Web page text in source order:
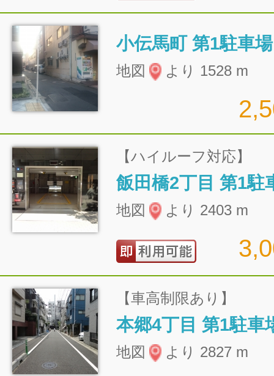
小伝馬町 第1駐車場
地図 より 1528 m
【ハイルーフ対応】
飯田橋2丁目 第1駐
地図 より 2403 m
【車高制限あり】
本郷4丁目 第1駐車
地図 より 2827 m